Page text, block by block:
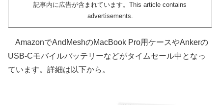
記事内に広告が含まれています。This article contains
advertisements.
AmazonでAndMeshのMacBook Pro用ケースやAnkerの
USB-Cモバイルバッテリーなどがタイムセール中となっ
ています。詳細は以下から。